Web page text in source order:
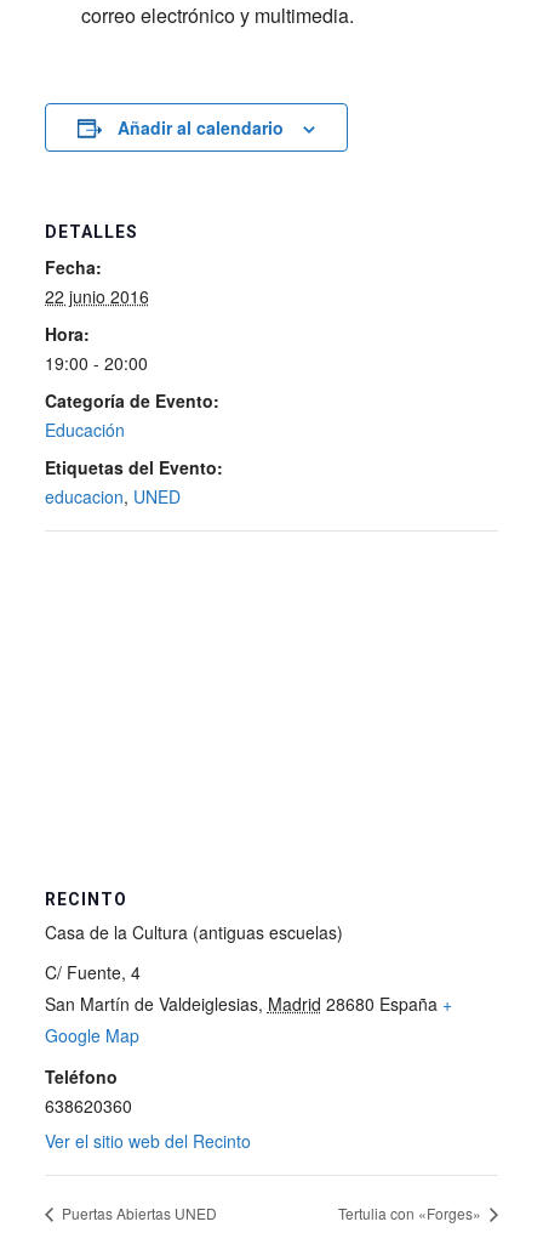
correo electrónico y multimedia.
Añadir al calendario
DETALLES
Fecha:
22 junio 2016
Hora:
19:00 - 20:00
Categoría de Evento:
Educación
Etiquetas del Evento:
educacion, UNED
RECINTO
Casa de la Cultura (antiguas escuelas)
C/ Fuente, 4
San Martín de Valdeiglesias, Madrid 28680 España +
Google Map
Teléfono
638620360
Ver el sitio web del Recinto
Puertas Abiertas UNED Tertulia con «Forges»